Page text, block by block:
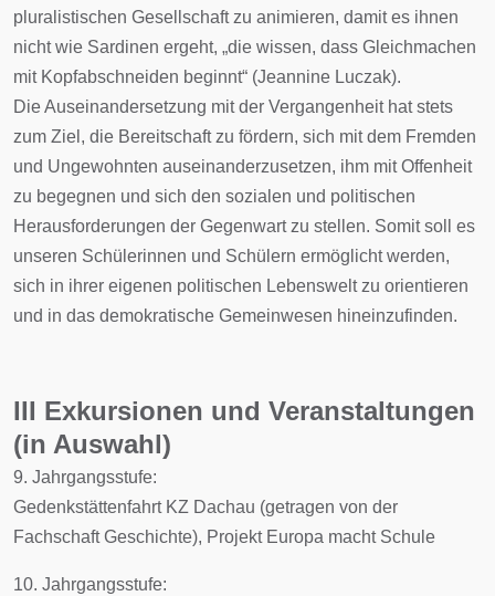
pluralistischen Gesellschaft zu animieren, damit es ihnen
nicht wie Sardinen ergeht, „die wissen, dass Gleichmachen
mit Kopfabschneiden beginnt“ (Jeannine Luczak).
Die Auseinandersetzung mit der Vergangenheit hat stets
zum Ziel, die Bereitschaft zu fördern, sich mit dem Fremden
und Ungewohnten auseinanderzusetzen, ihm mit Offenheit
zu begegnen und sich den sozialen und politischen
Herausforderungen der Gegenwart zu stellen. Somit soll es
unseren Schülerinnen und Schülern ermöglicht werden,
sich in ihrer eigenen politischen Lebenswelt zu orientieren
und in das demokratische Gemeinwesen hineinzufinden.
III Exkursionen und Veranstaltungen
(in Auswahl)
9. Jahrgangsstufe:
Gedenkstättenfahrt KZ Dachau (getragen von der
Fachschaft Geschichte), Projekt Europa macht Schule
10. Jahrgangsstufe: